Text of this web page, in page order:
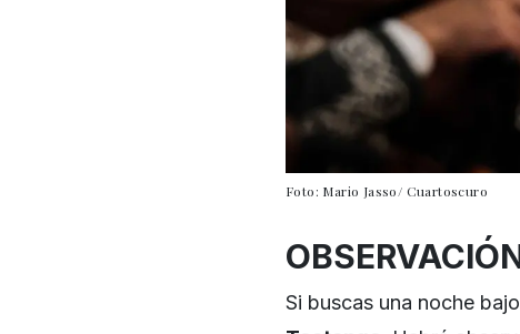
Foto: Mario Jasso/ Cuartoscuro
Si buscas una noche